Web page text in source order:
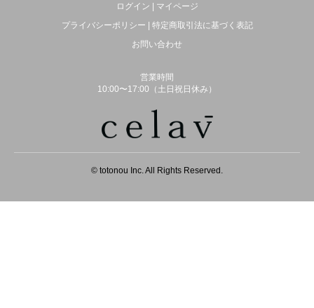
ログイン | マイページ
プライバシーポリシー | 特定商取引法に基づく表記
お問い合わせ
営業時間
10:00〜17:00（土日祝日休み）
© totonou Inc. All Rights Reserved.